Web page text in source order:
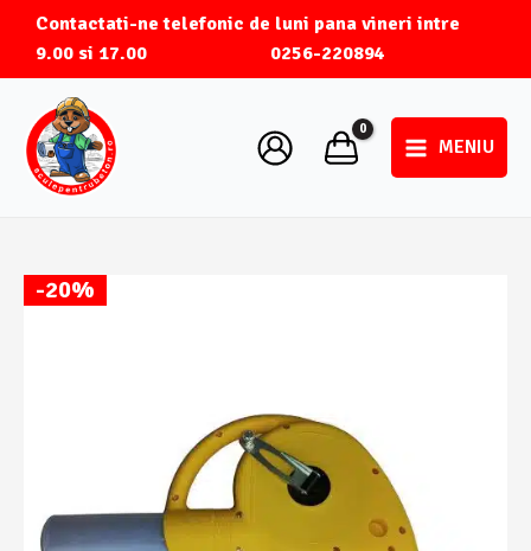
content
Contactati-ne telefonic de luni pana vineri intre
9.00 si 17.00 0256-220894
Main
MENIU
-20%